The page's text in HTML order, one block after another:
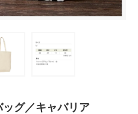
グ／キャバリア